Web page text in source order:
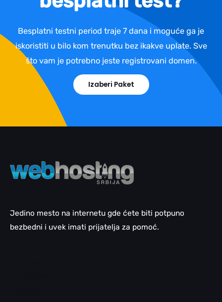
Besplatni testni period traje 7 dana i moguće ga je
iskoristiti u bilo kom trenutku bez ikakve uplate. Sve
što vam je potrebno jeste registrovani domen.
Izaberi Paket
Jedino mesto na internetu gde ćete biti potpuno
bezbedni i uvek imati prijatelja za pomoć.